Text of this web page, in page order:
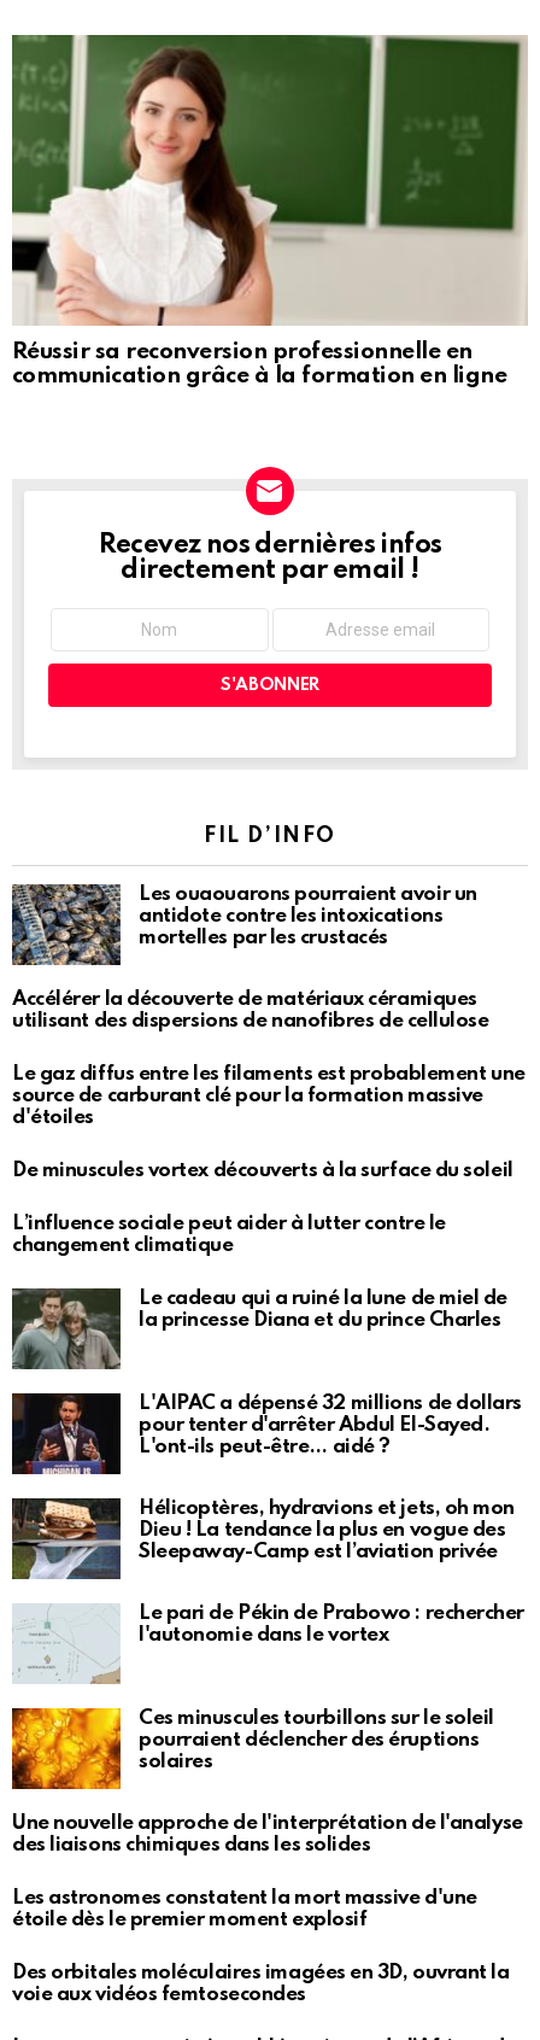
Réussir sa reconversion professionnelle en
communication grâce à la formation en ligne
NEWSLETTER
Recevez nos dernières infos
directement par email !
FIL D’INFO
Les ouaouarons pourraient avoir un
antidote contre les intoxications
mortelles par les crustacés
Accélérer la découverte de matériaux céramiques
utilisant des dispersions de nanofibres de cellulose
Le gaz diffus entre les filaments est probablement une
source de carburant clé pour la formation massive
d'étoiles
De minuscules vortex découverts à la surface du soleil
L’influence sociale peut aider à lutter contre le
changement climatique
Le cadeau qui a ruiné la lune de miel de
la princesse Diana et du prince Charles
L'AIPAC a dépensé 32 millions de dollars
pour tenter d'arrêter Abdul El-Sayed.
L'ont-ils peut-être… aidé ?
Hélicoptères, hydravions et jets, oh mon
Dieu ! La tendance la plus en vogue des
Sleepaway-Camp est l’aviation privée
Le pari de Pékin de Prabowo : rechercher
l'autonomie dans le vortex
Ces minuscules tourbillons sur le soleil
pourraient déclencher des éruptions
solaires
Une nouvelle approche de l'interprétation de l'analyse
des liaisons chimiques dans les solides
Les astronomes constatent la mort massive d'une
étoile dès le premier moment explosif
Des orbitales moléculaires imagées en 3D, ouvrant la
voie aux vidéos femtosecondes